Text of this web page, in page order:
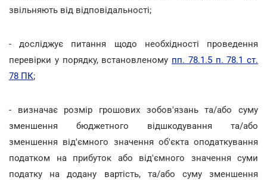
звільняють від відповідальності;
- досліджує питання щодо необхідності проведення
перевірки у порядку, встановленому пп. 78.1.5 п. 78.1 ст.
78 ПК;
- визначає розмір грошових зобов'язань та/або суму
зменшення бюджетного відшкодування та/або
зменшення від'ємного значення об'єкта оподаткування
податком на прибуток або від'ємного значення суми
податку на додану вартість, та/або суму зменшення